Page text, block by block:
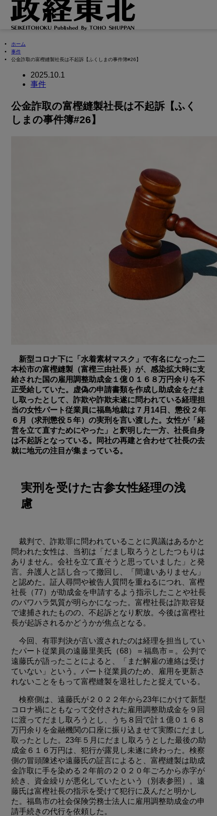
ホーム
事件
公金詐取の富樫縫製社長は不起訴【ふくしまの事件簿#26】
2025.10.1
事件
公金詐取の富樫縫製社長は不起訴【ふく
しまの事件簿#26】
新型コロナ下に「水着素材マスク」で有名になった二
本松市の富樫縫製（富樫三由社長）が、感染拡大時に支
給された国の雇用調整助成金１億０１６８万円余りを不
正受給していた。虚偽の申請書類を作成し助成金をだま
し取ったとして、詐欺や詐欺未遂に問われている経理担
当の女性パート従業員に福島地裁は７月14日、懲役２年
６月（求刑懲役５年）の実刑を言い渡した。女性が「経
営を立て直すためにやった」と釈明した一方、社長自身
は不起訴となっている。同社の再建と合わせて社長の去
就に地元の注目が集まっている。
実刑を受けた古参女性経理の浅
慮
裁判で、詐欺罪に問われていることに異議はあるかと
問われた女性は、当初は「だまし取ろうとしたつもりは
ありません。会社を立て直そうと思っていました」と発
言。弁護人と話し合って撤回し、「間違いありません」
と認めた。証人尋問や被告人質問を重ねるにつれ、富樫
社長（77）が助成金を申請するよう指示したことや社長
のパワハラ気質が明らかになった。富樫社長は詐欺容疑
で逮捕されたものの、不起訴となり釈放。今後は富樫社
長が起訴されるかどうかが焦点となる。
今回、有罪判決が言い渡されたのは経理を担当してい
たパート従業員の遠藤里美氏（68）＝福島市＝。公判で
遠藤氏が語ったことによると、「まだ解雇の連絡は受け
ていない」という。パート従業員のため、雇用を更新さ
れないことをもって富樫縫製を退社したと捉えている。
検察側は、遠藤氏が２０２２年から23年にかけて新型
コロナ禍にともなって交付された雇用調整助成金を９回
に渡ってだまし取ろうとし、うち８回で計１億０１６８
万円余りを金融機関の口座に振り込ませて実際にだまし
取ったとした。23年５月にだまし取ろうとした最後の助
成金６１６万円は、犯行が露見し未遂に終わった。検察
側の冒頭陳述や遠藤氏の証言によると、富樫縫製は助成
金詐取に手を染める２年前の２０２０年ごろから赤字が
続き、資金繰りが悪化していたという（別表参照）。遠
藤氏は富樫社長の指示を受けて犯行に及んだと明かし
た。福島市の社会保険労務士法人に雇用調整助成金の申
請手続きの代行を依頼した。